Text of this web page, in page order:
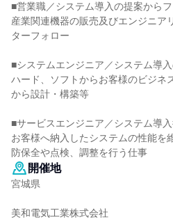
■営業職／システム導入の提案から
産業関連機器の販売及びエンジニア
ターフォロー
■システムエンジニア／システム導
ハード、ソフトからお客様のビジネ
から設計・構築等
■サービスエンジニア／システム導
お客様へ納入したシステムの性能を
防保全や点検、調整を行う仕事
開催地
宮城県
美和電気工業株式会社